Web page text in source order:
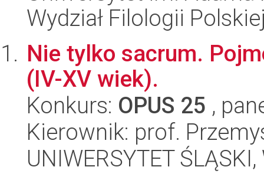
Wydział Filologii
Nie tylko sacrum.
(IV-XV wiek).
Konkurs: OPUS 25 ,
Kierownik: prof.
UNIWERSYTET